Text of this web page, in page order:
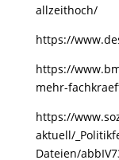
allzeithoch/
https://
https://
mehr-
https://
aktuell/
Dateien/